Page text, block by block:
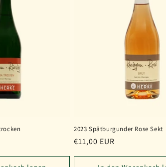
2023 Spätburgunder Rose Sekt
Normaler
€11,00 EUR